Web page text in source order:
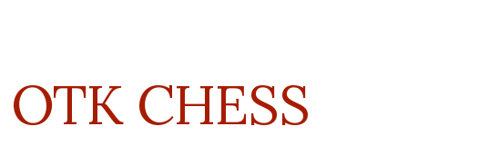
OTK CHESS